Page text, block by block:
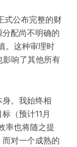
式公布完整的财
配尚不明确的
。这种审理时
影响了其他所有
。我始终相
（预计11月
率也将随之提
对一个成熟的